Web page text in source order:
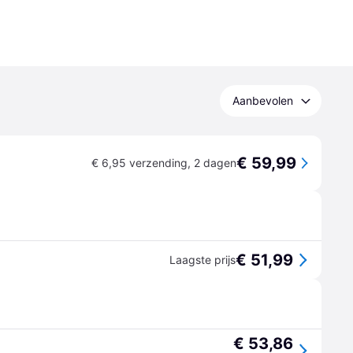
Aanbevolen
€ 6,95 verzending, 2 dagen€ 59,99
Laagste prijs€ 51,99
€ 53,86